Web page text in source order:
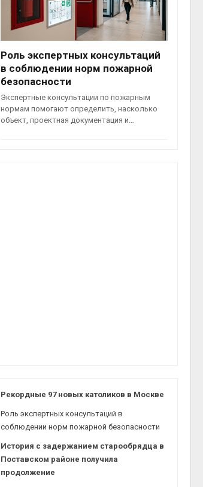
Роль экспертных консультаций
в соблюдении норм пожарной
безопасности
Экспертные консультации по пожарным
нормам помогают определить, насколько
объект, проектная документация и…
Рекордные 97 новых католиков в Москве
Роль экспертных консультаций в
соблюдении норм пожарной безопасности
История с задержанием старообрядца в
Поставском районе получила
продолжение